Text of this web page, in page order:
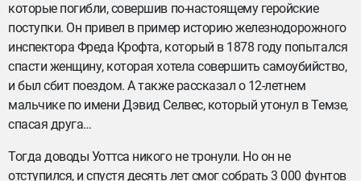
которые погибли, совершив по-настоящему геройские
поступки. Он привел в пример историю железнодорожного
инспектора Фреда Крофта, который в 1878 году попытался
спасти женщину, которая хотела совершить самоубийство,
и был сбит поездом. А также рассказал о 12-летнем
мальчике по имени Дэвид Селвес, который утонул в Темзе,
спасая друга…
Тогда доводы Уоттса никого не тронули. Но он не
отступился, и спустя десять лет смог собрать 3 000 фунтов